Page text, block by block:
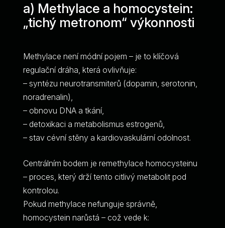
a) Methylace a homocystein:
„tichý metronom“ výkonnosti
Methylace není módní pojem – je to klíčová
regulační dráha, která ovlivňuje:
– syntézu neurotransmiterů (dopamin, serotonin,
noradrenalin),
– obnovu DNA a tkání,
– detoxikaci a metabolismus estrogenů,
– stav cévní stěny a kardiovaskulární odolnost.
Centrálním bodem je remethylace homocysteinu
– proces, který drží tento citlivý metabolit pod
kontrolou.
Pokud methylace nefunguje správně,
homocystein narůstá – což vede k: